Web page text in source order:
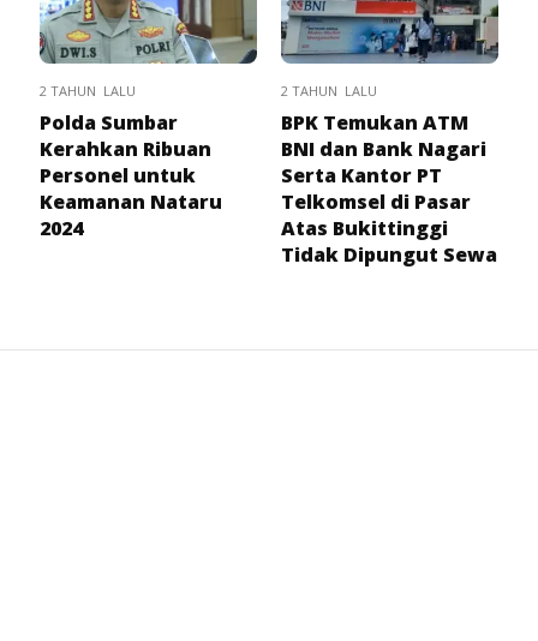
2 TAHUN LALU
Polda Sumbar
Kerahkan Ribuan
Personel untuk
Keamanan Nataru
2024
2 TAHUN LALU
BPK Temukan ATM
BNI dan Bank Nagari
Serta Kantor PT
Telkomsel di Pasar
Atas Bukittinggi
Tidak Dipungut Sewa